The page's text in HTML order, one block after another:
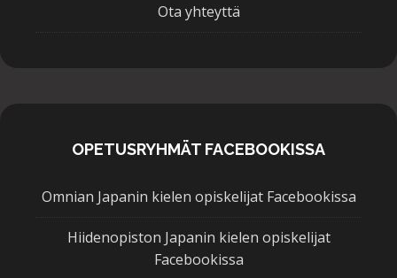
Ota yhteyttä
OPETUSRYHMÄT FACEBOOKISSA
Omnian Japanin kielen opiskelijat Facebookissa
Hiidenopiston Japanin kielen opiskelijat
Facebookissa